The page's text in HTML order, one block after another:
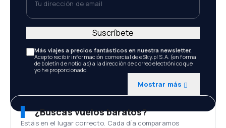
Más viajes a precios fantásticos en nuestra newsletter.
Acepto recibir información comercial de eSky.pl S.A. (en forma
de boletín de noticias) a la dirección de correo electrónico que
yo he proporcionado.
Mostrar más
Suscríbete
¿Buscas vuelos baratos?
Estás en el lugar correcto. Cada día comparamos